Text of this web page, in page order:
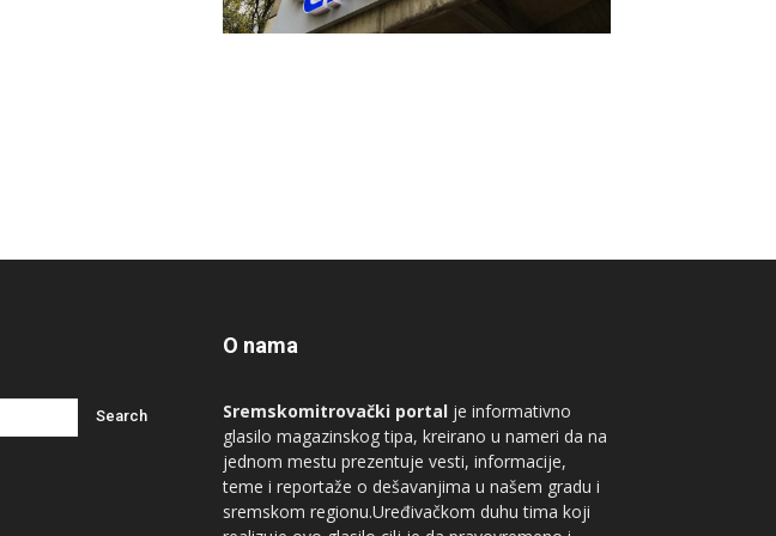
O nama
Sremskomitrovački portal je informativno
glasilo magazinskog tipa, kreirano u nameri da na
jednom mestu prezentuje vesti, informacije,
teme i reportaže o dešavanjima u našem gradu i
sremskom regionu.Uređivačkom duhu tima koji